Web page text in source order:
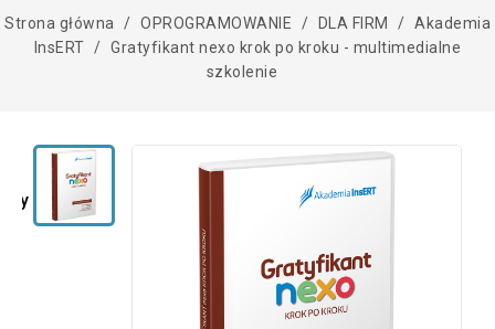
Strona główna OPROGRAMOWANIE DLA FIRM
Akademia
InsERT
Gratyfikant nexo krok po kroku - multimedialne
szkolenie
produktu